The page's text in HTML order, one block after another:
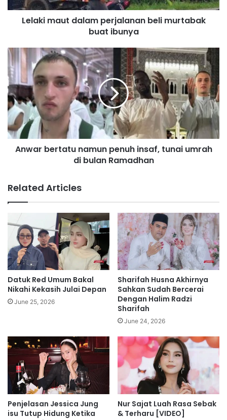
u
l
a
m
p
e
r
j
a
b
e
i
r
t
b
a
t
b
u
n
y
a
Lelaki maut dalam perjalanan beli murtabak
buat ibunya
A
n
w
a
r
b
e
r
t
a
m
n
n
u
h
i
n
,
t
n
i
u
m
Anwar bertatu namun penuh insaf, tunai umrah
di bulan Ramadhan
Related Articles
Datuk Red Umum Bakal
Nikahi Kekasih Julai Depan
June 25, 2026
Sharifah Husna Akhirnya
Sahkan Sudah Bercerai
Dengan Halim Radzi
Sharifah
June 24, 2026
Penjelasan Jessica Jung
isu Tutup Hidung Ketika
Nur Sajat Luah Rasa Sebak
& Terharu [VIDEO]